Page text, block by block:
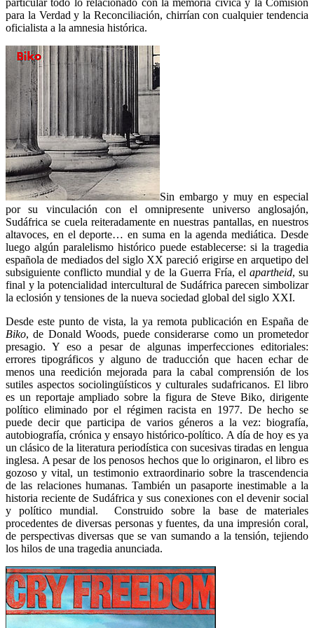
particular todo lo relacionado con la memoria cívica y la Comisión
para la Verdad y la Reconciliación, chirrían con cualquier tendencia
oficialista a la amnesia histórica.
Sin embargo y muy en especial
por su vinculación con el omnipresente universo anglosajón,
Sudáfrica se cuela reiteradamente en nuestras pantallas, en nuestros
altavoces, en el deporte… en suma en la agenda mediática. Desde
luego algún paralelismo histórico puede establecerse: si la tragedia
española de mediados del siglo XX pareció erigirse en arquetipo del
subsiguiente conflicto mundial y de la Guerra Fría, el apartheid, su
final y la potencialidad intercultural de Sudáfrica parecen simbolizar
la eclosión y tensiones de la nueva sociedad global del siglo XXI.
Desde este punto de vista, la ya remota publicación en España de
Biko, de Donald Woods, puede considerarse como un prometedor
presagio. Y eso a pesar de algunas imperfecciones editoriales:
errores tipográficos y alguno de traducción que hacen echar de
menos una reedición mejorada para la cabal comprensión de los
sutiles aspectos sociolingüísticos y culturales sudafricanos. El libro
es un reportaje ampliado sobre la figura de Steve Biko, dirigente
político eliminado por el régimen racista en 1977. De hecho se
puede decir que participa de varios géneros a la vez: biografía,
autobiografía, crónica y ensayo histórico-político. A día de hoy es ya
un clásico de la literatura periodística con sucesivas tiradas en lengua
inglesa. A pesar de los penosos hechos que lo originaron, el libro es
gozoso y vital, un testimonio extraordinario sobre la trascendencia
de las relaciones humanas. También un pasaporte inestimable a la
historia reciente de Sudáfrica y sus conexiones con el devenir social
y político mundial. Construido sobre la base de materiales
procedentes de diversas personas y fuentes, da una impresión coral,
de perspectivas diversas que se van sumando a la tensión, tejiendo
los hilos de una tragedia anunciada.